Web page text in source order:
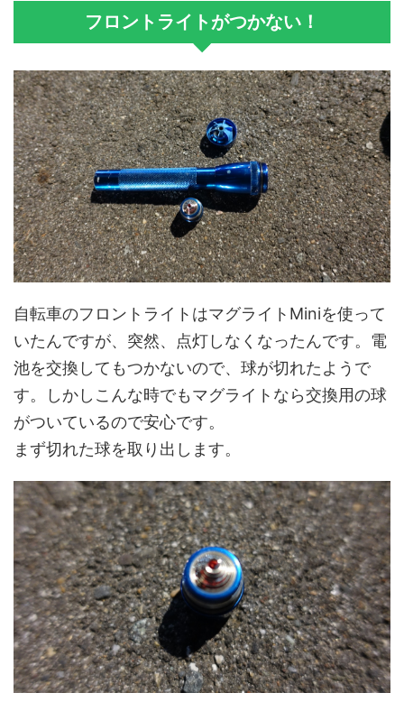
フロントライトがつかない！
自転車のフロントライトはマグライトMiniを使って
いたんですが、突然、点灯しなくなったんです。電
池を交換してもつかないので、球が切れたようで
す。しかしこんな時でもマグライトなら交換用の球
がついているので安心です。
まず切れた球を取り出します。